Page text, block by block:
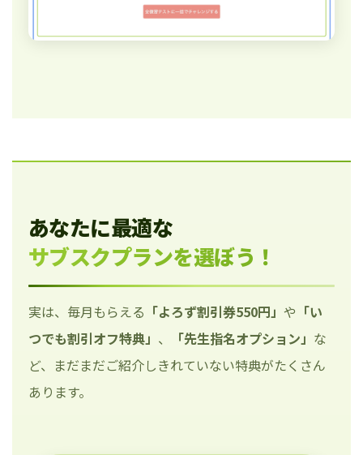
あなたに最適な
サブスクプランを選ぼう！
実は、毎月もらえる 「よろず割引券550円」 や 「い
つでも割引オフ特典」 、 「先生指名オプション」 な
ど、まだまだご紹介しきれていない特典がたくさん
あります。